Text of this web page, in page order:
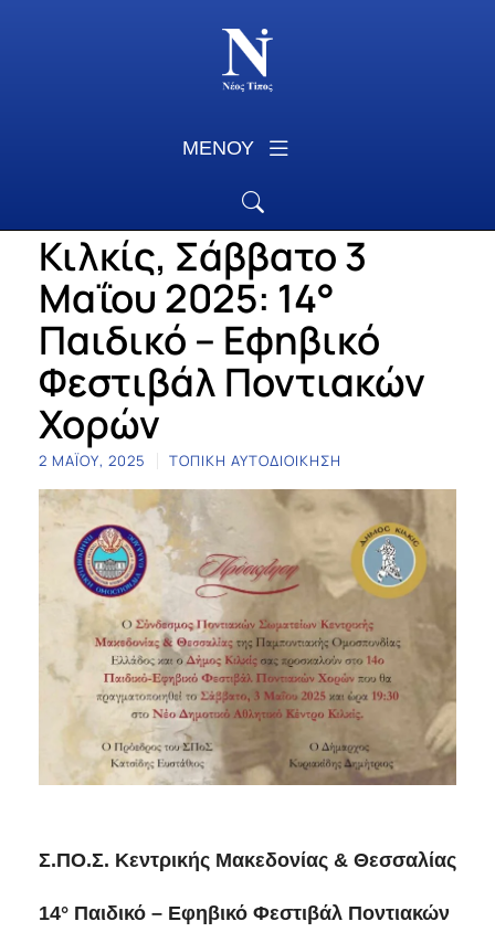
ΜΕΝΟΥ
Κιλκίς, Σάββατο 3
Μαΐου 2025: 14°
Παιδικό – Εφηβικό
Φεστιβάλ Ποντιακών
Χορών
2 ΜΑΪ́ΟΥ, 2025 ΤΟΠΙΚΉ ΑΥΤΟΔΙΟΊΚΗΣΗ
Σ.ΠΟ.Σ. Κεντρικής Μακεδονίας & Θεσσαλίας
14° Παιδικό – Εφηβικό Φεστιβάλ Ποντιακών